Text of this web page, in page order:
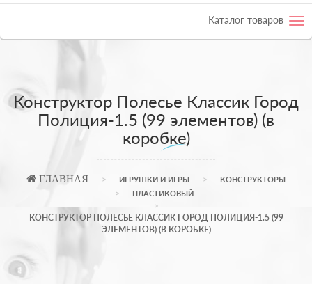
Каталог товаров
Конструктор Полесье Классик Город
Полиция-1.5 (99 элементов) (в
коробке)
ГЛАВНАЯ ИГРУШКИ И ИГРЫ
КОНСТРУКТОРЫ
ПЛАСТИКОВЫЙ
КОНСТРУКТОР ПОЛЕСЬЕ КЛАССИК ГОРОД ПОЛИЦИЯ-1.5 (99
ЭЛЕМЕНТОВ) (В КОРОБКЕ)